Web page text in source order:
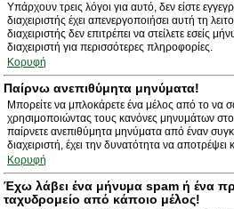
Υπάρχουν τρεις λόγοι για αυτό, δεν είστε
διαχειριστής έχει απενεργοποιήσει αυτή τη
διαχειριστής δεν επιτρέπει να στείλετε εσείς
διαχειριστή για περισσότερες πληροφορίες.
Κορυφή
Παίρνω ανεπιθύμητα μηνύματα!
Μπορείτε να μπλοκάρετε ένα μέλος από το να
χρησιμοποιώντας τους κανόνες μηνυμάτων
παίρνετε ανεπιθύμητα μηνύματα από έναν
διαχειριστή, έχει την δυνατότητα να αποτρέψει
Κορυφή
Έχω λάβει ένα μήνυμα spam ή ένα
ταχυδρομείο από κάποιο μέλος!